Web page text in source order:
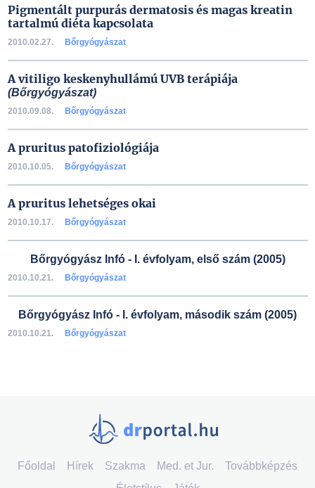
Pigmentált purpurás dermatosis és magas kreatin
tartalmú diéta kapcsolata
2010.02.27. Bőrgyógyászat
A vitiligo keskenyhullámú UVB terápiája
(Bőrgyógyászat)
2010.09.08. Bőrgyógyászat
A pruritus patofiziológiája
2010.10.05. Bőrgyógyászat
A pruritus lehetséges okai
2010.10.17. Bőrgyógyászat
Bőrgyógyász Infó - I. évfolyam, első szám (2005)
2010.10.21. Bőrgyógyászat
Bőrgyógyász Infó - I. évfolyam, második szám (2005)
2010.10.21. Bőrgyógyászat
Főoldal Hírek Szakma Med. et Jur.
Továbbképzés